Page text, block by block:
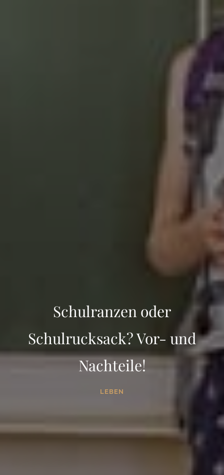
Schulranzen oder
Schulrucksack? Vor- und
Nachteile!
LEBEN